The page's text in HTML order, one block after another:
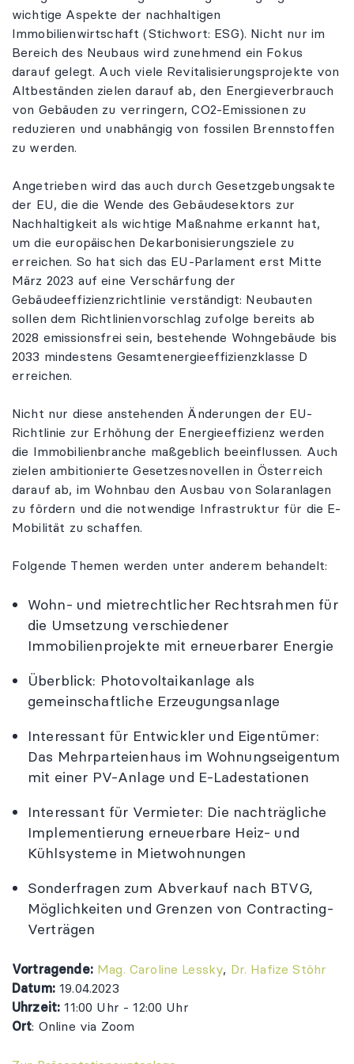
wichtige Aspekte der nachhaltigen
Immobilienwirtschaft (Stichwort: ESG). Nicht nur im
Bereich des Neubaus wird zunehmend ein Fokus
darauf gelegt. Auch viele Revitalisierungsprojekte von
Altbeständen zielen darauf ab, den Energieverbrauch
von Gebäuden zu verringern, CO2-Emissionen zu
reduzieren und unabhängig von fossilen Brennstoffen
zu werden.
Angetrieben wird das auch durch Gesetzgebungsakte
der EU, die die Wende des Gebäudesektors zur
Nachhaltigkeit als wichtige Maßnahme erkannt hat,
um die europäischen Dekarbonisierungsziele zu
erreichen. So hat sich das EU-Parlament erst Mitte
März 2023 auf eine Verschärfung der
Gebäudeeffizienzrichtlinie verständigt: Neubauten
sollen dem Richtlinienvorschlag zufolge bereits ab
2028 emissionsfrei sein, bestehende Wohngebäude bis
2033 mindestens Gesamtenergieeffizienzklasse D
erreichen.
Nicht nur diese anstehenden Änderungen der EU-
Richtlinie zur Erhöhung der Energieeffizienz werden
die Immobilienbranche maßgeblich beeinflussen. Auch
zielen ambitionierte Gesetzesnovellen in Österreich
darauf ab, im Wohnbau den Ausbau von Solaranlagen
zu fördern und die notwendige Infrastruktur für die E-
Mobilität zu schaffen.
Folgende Themen werden unter anderem behandelt:
Wohn- und mietrechtlicher Rechtsrahmen für
die Umsetzung verschiedener
Immobilienprojekte mit erneuerbarer Energie
Überblick: Photovoltaikanlage als
gemeinschaftliche Erzeugungsanlage
Interessant für Entwickler und Eigentümer:
Das Mehrparteienhaus im Wohnungseigentum
mit einer PV-Anlage und E-Ladestationen
Interessant für Vermieter: Die nachträgliche
Implementierung erneuerbare Heiz- und
Kühlsysteme in Mietwohnungen
Sonderfragen zum Abverkauf nach BTVG,
Möglichkeiten und Grenzen von Contracting-
Verträgen
Vortragende: Mag. Caroline Lessky, Dr. Hafize Stöhr
Datum:19.04.2023
Uhrzeit:11:00 Uhr - 12:00 Uhr
Ort: Online via Zoom